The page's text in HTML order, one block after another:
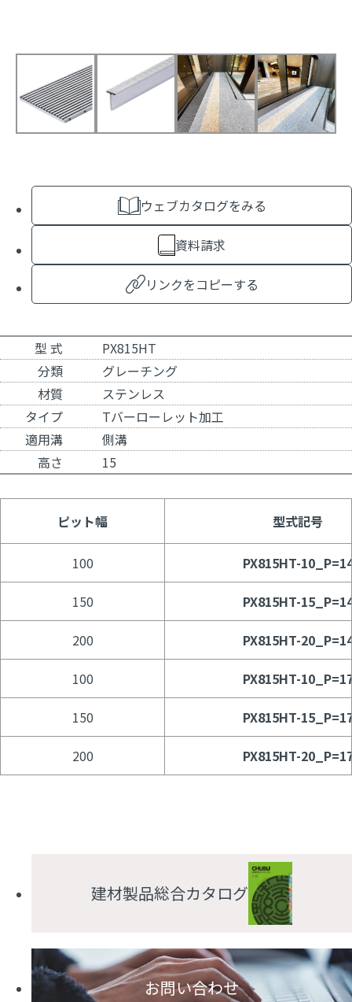
ウェブカタログをみる
資料請求
リンクをコピーする
型 式
PX815HT
分類
グレーチング
材質
ステンレス
タイプ
Tバーローレット加工
適用溝
側溝
高さ
15
ピット幅 型式記号
100 PX815HT-
150 PX815HT-
200 PX815HT-
100 PX815HT-
150 PX815HT-
200 PX815HT-
建材製品総合カタログ
お問い合わせ